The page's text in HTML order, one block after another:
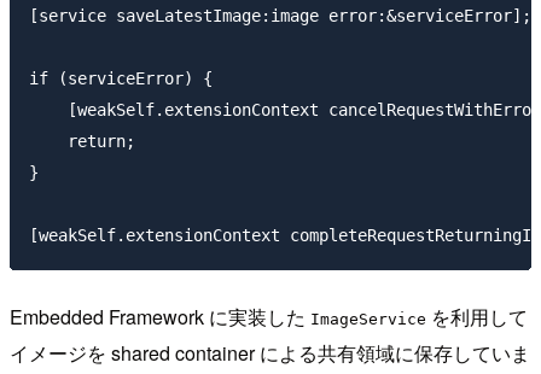
[service saveLatestImage:image error:&serviceError];
if (serviceError) {
[weakSelf.extensionContext
    return;
}
Embedded Framework に実装した ImageService を利用して
イメージを shared container による共有領域に保存していま